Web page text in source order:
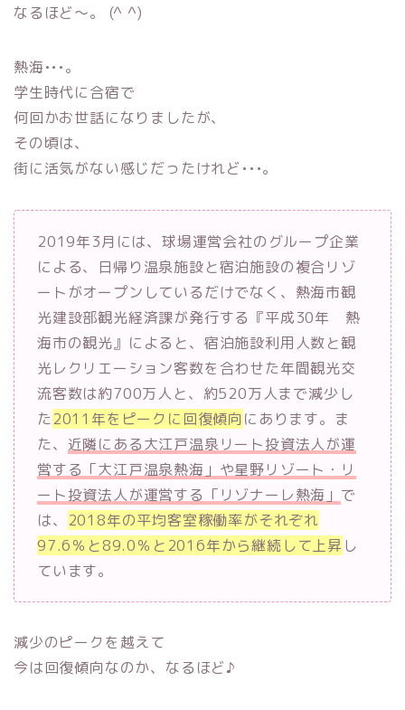
なるほど〜。 (^ ^)
熱海•••。
学生時代に合宿で
何回かお世話になりましたが、
その頃は、
街に活気がない感じだったけれど•••。
2019年3月には、球場運営会社のグループ企業
による、日帰り温泉施設と宿泊施設の複合リゾ
ートがオープンしているだけでなく、熱海市観
光建設部観光経済課が発行する『平成30年 熱
海市の観光』によると、宿泊施設利用人数と観
光レクリエーション客数を合わせた年間観光交
流客数は約700万人と、約520万人まで減少し
た2011年をピークに回復傾向 にあります。ま
た、 近隣にある大江戸温泉リート投資法人が運
営する「大江戸温泉熱海」や星野リゾート・リ
ート投資法人が運営する「リゾナーレ熱海」 で
は、
2018年の平均客室稼働率がそれぞれ
97.6％と89.0％と2016年から継続して上昇 し
ています。
減少のピークを越えて
今は回復傾向なのか、なるほど♪